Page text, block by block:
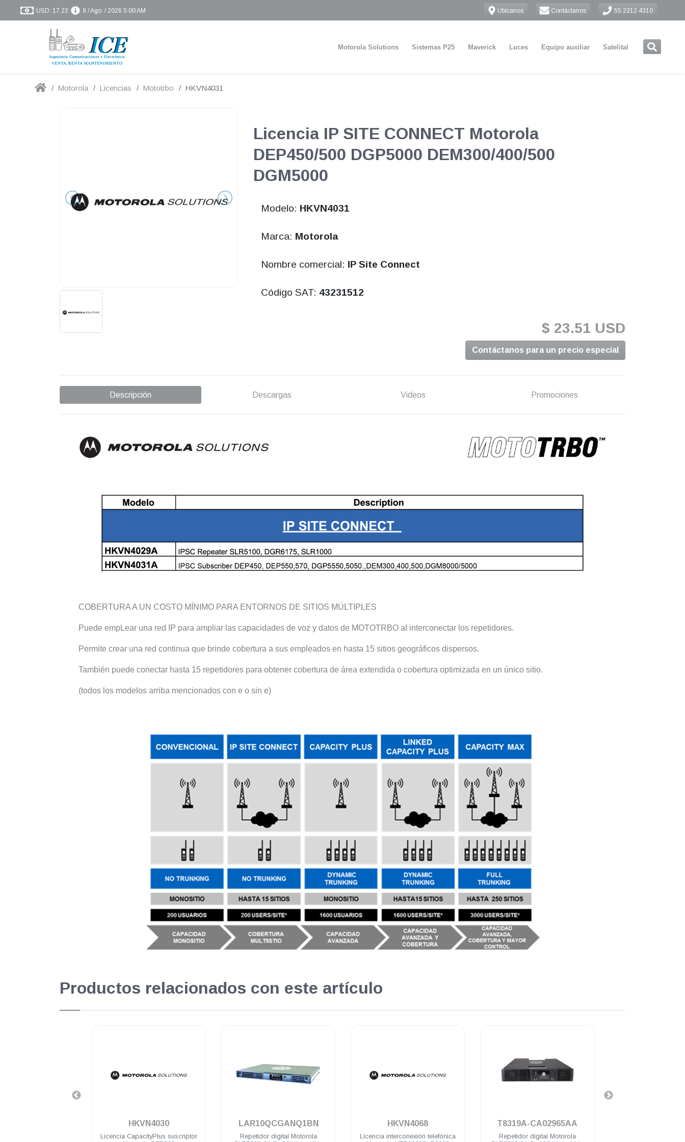
USD: 17.22 9 / Ago. / 2026 5:00 AM Ubícanos Contáctanos 55 2312 4310
Motorola Solutions Sistemas P25 Maverick Luces Equipo auxiliar Satelital
Motorola Licencias Mototrbo HKVN4031
Licencia IP SITE CONNECT Motorola
DEP450/500 DGP5000 DEM300/400/500
DGM5000
Modelo: HKVN4031
Marca: Motorola
Nombre comercial: IP Site Connect
Código SAT: 43231512
$ 23.51 USD
Contáctanos para un precio especial
Descripción Descargas Videos Promociones
COBERTURA A UN COSTO MÍNIMO PARA ENTORNOS DE SITIOS MÚLTIPLES
Puede empLear una red IP para ampliar las capacidades de voz y datos de MOTOTRBO al interconectar los repetidores.
Permite crear una red continua que brinde cobertura a sus empleados en hasta 15 sitios geográficos dispersos.
También puede conectar hasta 15 repetidores para obtener cobertura de área extendida o cobertura optimizada en un único sitio.
(todos los modelos arriba mencionados con e o sin e)
Productos relacionados con este artículo
HKVN4030
Licencia CapacityPlus suscriptor
LAR10QCGANQ1BN
Repetidor digital Motorola
HKVN4068
Licencia interconexión telefónica
T8319A-CA02965AA
Repetidor digital Motorola